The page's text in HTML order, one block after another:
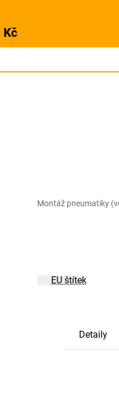
Kč
Montáž pneumatiky
EU štítek
Detaily